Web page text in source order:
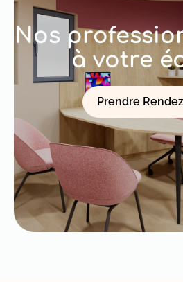
Nos
à votre
Prendre